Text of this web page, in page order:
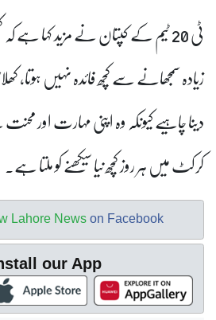
ٹی 20 ٹیم کے کپتان نے مزید کہا ہے
زیادہ سمجھانے سے کچھ فائدہ نہیں ہوتا،
دینا چاہیے کیونکہ وہ اپنی مہارت اور
کرکٹ میں ہر روز کچھ نیا سیکھنے کو ملتا ہے۔
Lahore News on Facebook
our App